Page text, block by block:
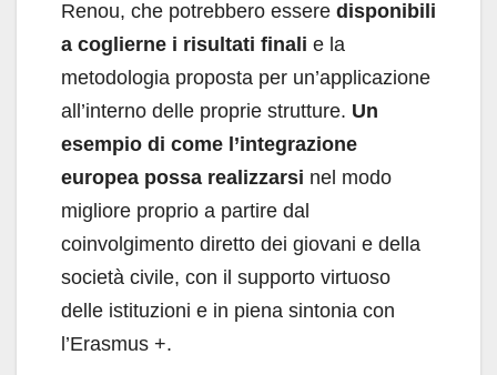
Renou, che potrebbero essere disponibili
a coglierne i risultati finali e la
metodologia proposta per un’applicazione
all’interno delle proprie strutture. Un
esempio di come l’integrazione
europea possa realizzarsi nel modo
migliore proprio a partire dal
coinvolgimento diretto dei giovani e della
società civile, con il supporto virtuoso
delle istituzioni e in piena sintonia con
l’Erasmus +.